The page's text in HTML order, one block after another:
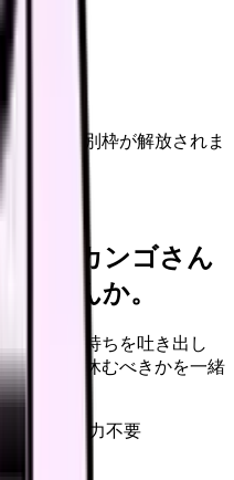
ートの特別枠が解放されま
ら、カンゴさん
ませんか。
。今の気持ちを吐き出し
か、少し休むべきかを一緒
病院名は入力不要